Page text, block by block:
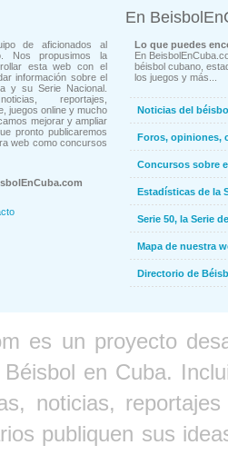
de aficionados al
Nos propusimos la
esta web con el
información sobre el
y su Serie Nacional.
reportajes,
juegos online y mucho
mejorar y ampliar
pronto publicaremos
web como concursos
En
Lo que puedes
En
béisbol cubano,
los juegos y más...
Noticias del
Foros, opiniones,
Concursos sobre
Estadísticas de la
Serie 50, la Serie
Mapa de nuestra
Directorio de
es un proyecto
en Cuba.
noticias,
publiquen sus